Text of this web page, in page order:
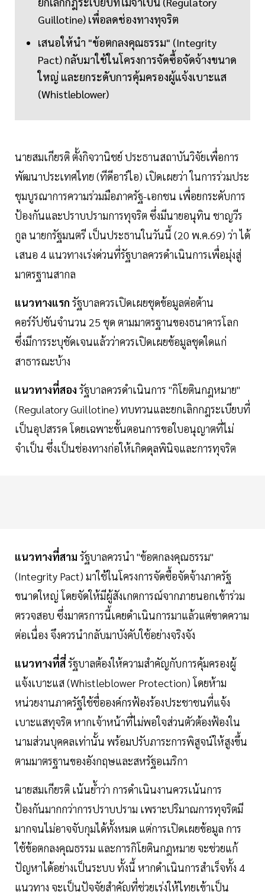
Guillotine) เพื่อลดช่องทางทุจริต
เสนอให้นำ "ข้อตกลงคุณธรรม" (Integrity
Pact) กลับมาใช้ในโครงการจัดซื้อจัดจ้างขนาด
ใหญ่ และยกระดับการคุ้มครองผู้แจ้งเบาะแส
(Whistleblower)
นายสมเกียรติ ตั้งกิจวานิชย์ ประธานสถาบันวิจัยเพื่อการ
พัฒนาประเทศไทย (ทีดีอาร์ไอ) เปิดเผยว่า ในการร่วมประ
ชุมบูรณาการความร่วมมือภาครัฐ-เอกชน เพื่อยกระดับการ
ป้องกันและปราบปรามการทุจริต ซึ่งมีนายอนุทิน ชาญวีร
กูล นายกรัฐมนตรี เป็นประธานในวันนี้ (20 พ.ค.69) ว่า ได้
เสนอ 4 แนวทางเร่งด่วนที่รัฐบาลควรดำเนินการเพื่อมุ่งสู่
มาตรฐานสากล
แนวทางแรก รัฐบาลควรเปิดเผยชุดข้อมูลต่อต้าน
คอร์รัปชันจำนวน 25 ชุด ตามมาตรฐานของธนาคารโลก
ซึ่งมีการระบุชัดเจนแล้วว่าควรเปิดเผยข้อมูลชุดใดแก่
สาธารณะบ้าง
แนวทางที่สอง รัฐบาลควรดำเนินการ "กิโยตินกฎหมาย"
(Regulatory Guillotine) ทบทวนและยกเลิกกฎระเบียบที่
เป็นอุปสรรค โดยเฉพาะขั้นตอนการขอใบอนุญาตที่ไม่
จำเป็น ซึ่งเป็นช่องทางก่อให้เกิดดุลพินิจและการทุจริต
แนวทางที่สาม รัฐบาลควรนำ "ข้อตกลงคุณธรรม"
(Integrity Pact) มาใช้ในโครงการจัดซื้อจัดจ้างภาครัฐ
ขนาดใหญ่ โดยจัดให้มีผู้สังเกตการณ์จากภายนอกเข้าร่วม
ตรวจสอบ ซึ่งมาตรการนี้เคยดำเนินการมาแล้วแต่ขาดความ
ต่อเนื่อง จึงควรนำกลับมาบังคับใช้อย่างจริงจัง
แนวทางที่สี่รัฐบาลต้องให้ความสำคัญกับการคุ้มครองผู้
แจ้งเบาะแส (Whistleblower Protection) โดยห้าม
หน่วยงานภาครัฐใช้ชื่อองค์กรฟ้องร้องประชาชนที่แจ้ง
เบาะแสทุจริต หากเจ้าหน้าที่ไม่พอใจส่วนตัวต้องฟ้องใน
นามส่วนบุคคลเท่านั้น พร้อมปรับภาระการพิสูจน์ให้สูงขึ้น
ตามมาตรฐานของอังกฤษและสหรัฐอเมริกา
นายสมเกียรติ เน้นย้ำว่า การดำเนินงานควรเน้นการ
ป้องกันมากกว่าการปราบปราม เพราะปริมาณการทุจริตมี
มากจนไม่อาจจับกุมได้ทั้งหมด แต่การเปิดเผยข้อมูล การ
ใช้ข้อตกลงคุณธรรม และการกิโยตินกฎหมาย จะช่วยแก้
ปัญหาได้อย่างเป็นระบบ ทั้งนี้ หากดำเนินการสำเร็จทั้ง 4
แนวทาง จะเป็นปัจจัยสำคัญที่ช่วยเร่งให้ไทยเข้าเป็น